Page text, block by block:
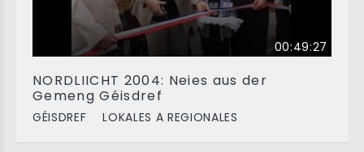
00:49:27
NORDLIICHT 2004: Neies aus der
Gemeng Géisdref
GÉISDREF LOKALES A REGIONALES